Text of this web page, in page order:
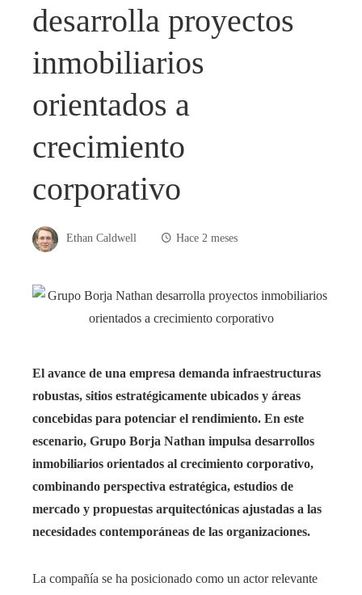
desarrolla proyectos
inmobiliarios
orientados a
crecimiento
corporativo
Ethan Caldwell Hace 2 meses
El avance de una empresa demanda infraestructuras
robustas, sitios estratégicamente ubicados y áreas
concebidas para potenciar el rendimiento. En este
escenario, Grupo Borja Nathan impulsa desarrollos
inmobiliarios orientados al crecimiento corporativo,
combinando perspectiva estratégica, estudios de
mercado y propuestas arquitectónicas ajustadas a las
necesidades contemporáneas de las organizaciones.
La compañía se ha posicionado como un actor relevante